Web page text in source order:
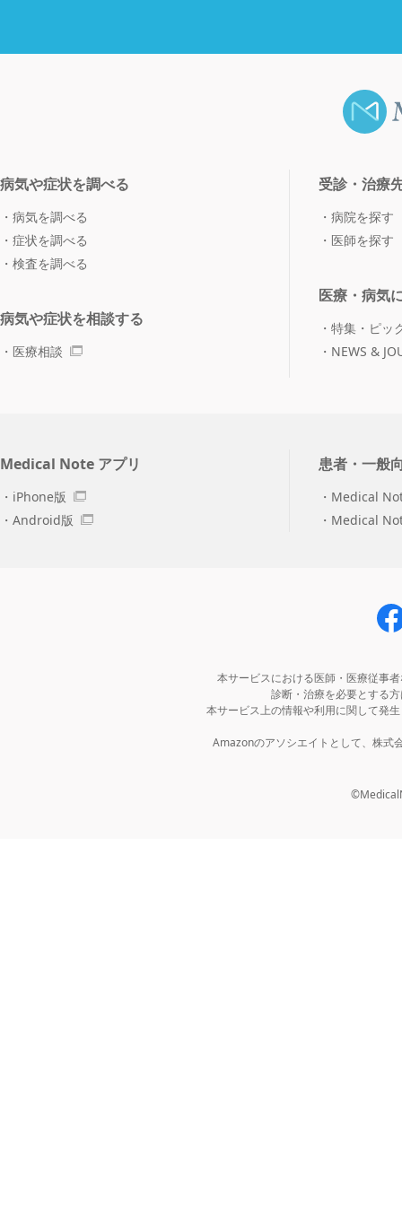
病気や症状を調べる
病気を調べる
症状を調べる
検査を調べる
病気や症状を相談する
医療相談
受診・治療
病院を探す
医師を探す
医療・病気
特集・ピッ
NEWS &
Medical Note アプリ
iPhone版
Android版
患者・一般
Medical
Medical
本サービスにおける医師・医療従事
診断・治療を必要とする
本サービス上の情報や利用に関して発
Amazonのアソシエイトとして、株式